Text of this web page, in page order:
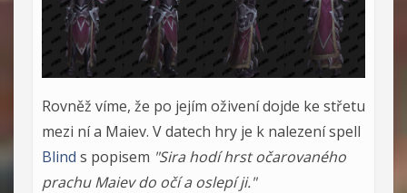
Rovněž víme, že po jejím oživení dojde ke střetu
mezi ní a Maiev. V datech hry je k nalezení spell
Blind s popisem "Sira hodí hrst očarovaného
prachu Maiev do očí a oslepí ji."